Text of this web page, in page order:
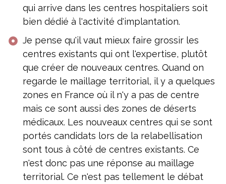
qui arrive dans les centres hospitaliers soit
bien dédié à l'activité d'implantation.
Je pense qu'il vaut mieux faire grossir les
centres existants qui ont l'expertise, plutôt
que créer de nouveaux centres. Quand on
regarde le maillage territorial, il y a quelques
zones en France où il n'y a pas de centre
mais ce sont aussi des zones de déserts
médicaux. Les nouveaux centres qui se sont
portés candidats lors de la relabellisation
sont tous à côté de centres existants. Ce
n'est donc pas une réponse au maillage
territorial. Ce n'est pas tellement le débat